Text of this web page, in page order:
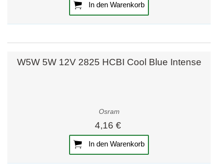
In den Warenkorb
W5W 5W 12V 2825 HCBI Cool Blue Intense
Osram
4,16 €
In den Warenkorb